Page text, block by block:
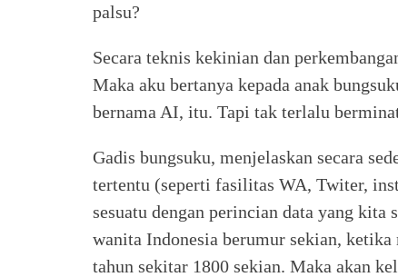
palsu?
Secara teknis kekinian dan
Maka aku bertanya kepada anak
bernama AI, itu. Tapi tak terlalu
Gadis bungsuku, menjelaskan secara
tertentu (seperti fasilitas WA, Twiter,
sesuatu dengan perincian data yang
wanita Indonesia berumur sekian,
tahun sekitar 1800 sekian. Maka akan